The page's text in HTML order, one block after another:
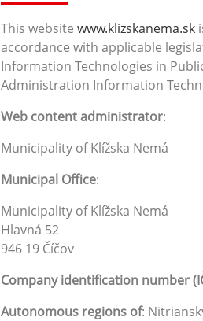
This website www.klizskanema.sk
accordance with applicable
Information Technologies in
Administration Information
Web content administrator:
Municipality of Klížska Nemá
Municipal Office:
Municipality of Klížska Nemá
Hlavná 52
946 19 Číčov
Company identification number
Autonomous regions of: